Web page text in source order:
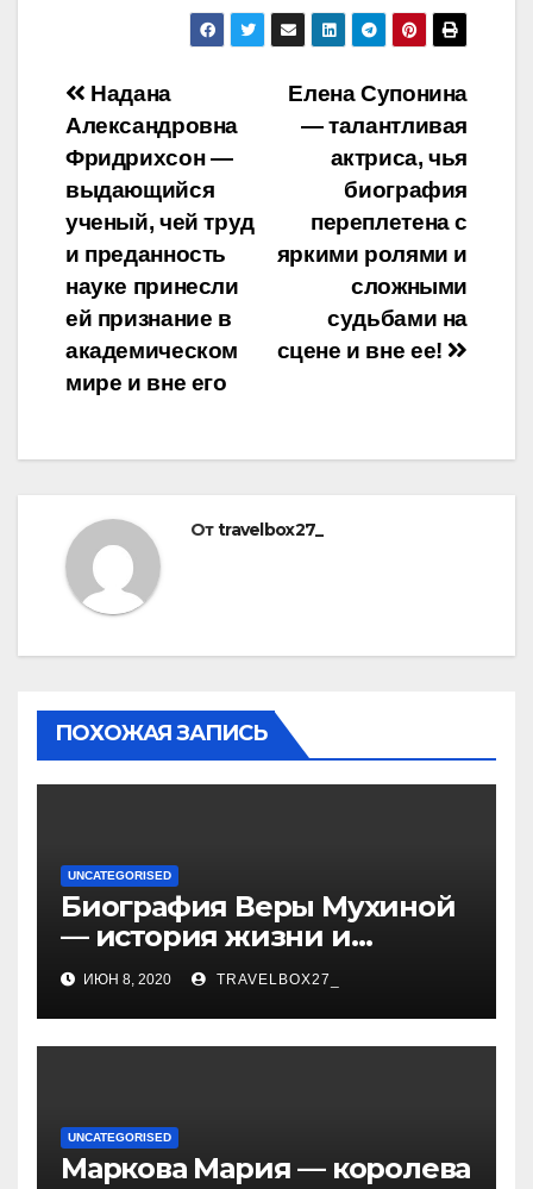
Навигация
по
записям
Елена Супонина
— талантливая
актриса, чья
биография
переплетена с
яркими ролями и
сложными
судьбами на
сцене и вне ее!
Надана
Александровна
Фридрихсон —
выдающийся
ученый, чей труд
и преданность
науке принесли
ей признание в
академическом
мире и вне его
Отtravelbox27_
ПОХОЖАЯ ЗАПИСЬ
UNCATEGORISED
Биография Веры Мухиной
— история жизни и
карьеры успешной
художницы, ее
достижения и творчество
ИЮН 8, 2020 TRAVELBOX27_
UNCATEGORISED
Маркова Мария — королева